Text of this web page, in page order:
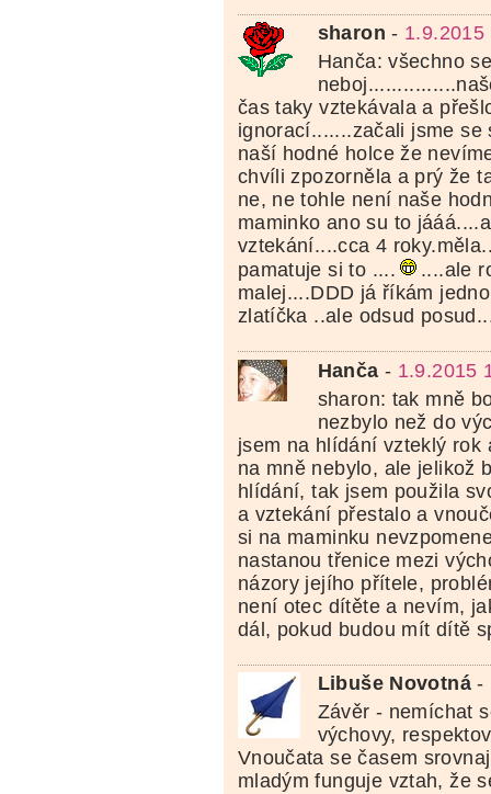
sharon - 1.9.2015
Hanča: všechno
čas taky vztekávala a
ignorací.......začali jsme se
naší hodné holce že
chvíli zpozorněla a prý že
ne, ne tohle není naše
maminko ano su to
vztekání....cca 4
pamatuje si to ....
....ale
malej....DDD já říkám
zlatíčka ..ale odsud
Hanča - 1.9.2015
sharon: tak mně
nezbylo než do
jsem na hlídání vzteklý rok
na mně nebylo, ale jelikož
hlídání, tak jsem použila
a vztekání přestalo a
si na maminku
nastanou třenice mezi
názory jejího přítele,
není otec dítěte a nevím,
dál, pokud budou mít dítě
Libuše Novotná-
Závěr - nemíchat
výchovy,
Vnoučata se časem
mladým funguje vztah, že